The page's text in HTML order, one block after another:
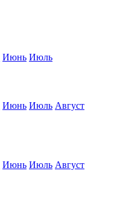
Июнь Июль
Июнь Июль Август
Июнь Июль Август